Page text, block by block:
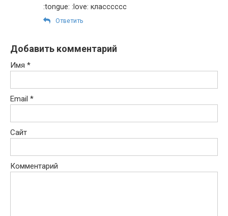
:tongue: :love: класссссс
Ответить
Добавить комментарий
Имя *
Email *
Сайт
Комментарий